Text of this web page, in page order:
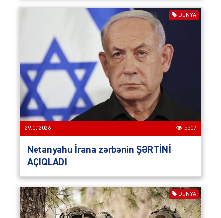
DÜNYA
29.07.2026 5507
Netanyahu İrana zərbənin ŞƏRTİNİ
AÇIQLADI
DÜNYA